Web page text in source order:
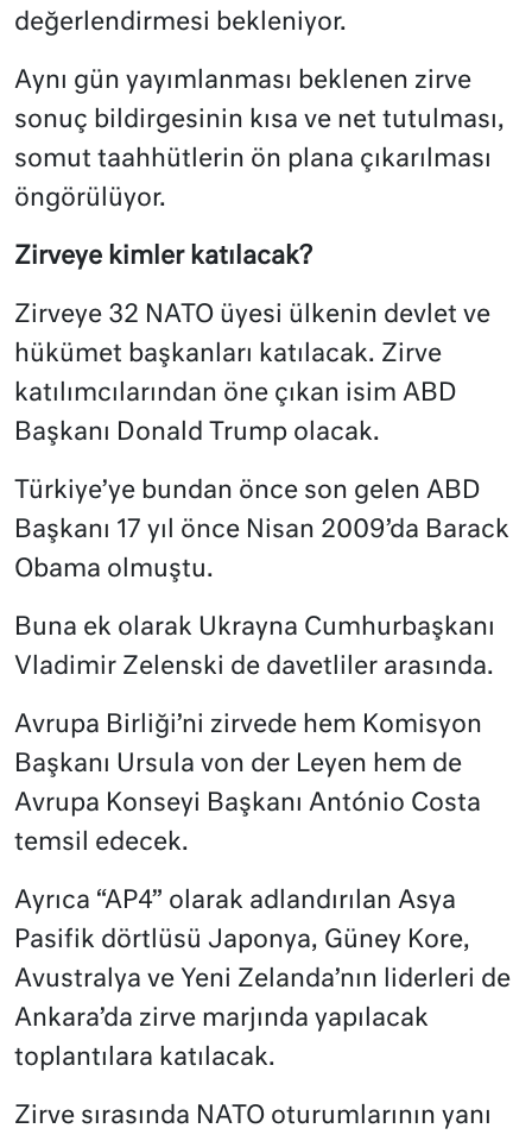
değerlendirmesi bekleniyor.
Aynı gün yayımlanması beklenen zirve
sonuç bildirgesinin kısa ve net tutulması,
somut taahhütlerin ön plana çıkarılması
öngörülüyor.
Zirveye kimler katılacak?
Zirveye 32 NATO üyesi ülkenin devlet ve
hükümet başkanları katılacak. Zirve
katılımcılarından öne çıkan isim ABD
Başkanı Donald Trump olacak.
Türkiye’ye bundan önce son gelen ABD
Başkanı 17 yıl önce Nisan 2009’da Barack
Obama olmuştu.
Buna ek olarak Ukrayna Cumhurbaşkanı
Vladimir Zelenski de davetliler arasında.
Avrupa Birliği’ni zirvede hem Komisyon
Başkanı Ursula von der Leyen hem de
Avrupa Konseyi Başkanı António Costa
temsil edecek.
Ayrıca “AP4” olarak adlandırılan Asya
Pasifik dörtlüsü Japonya, Güney Kore,
Avustralya ve Yeni Zelanda’nın liderleri de
Ankara’da zirve marjında yapılacak
toplantılara katılacak.
Zirve sırasında NATO oturumlarının yanı